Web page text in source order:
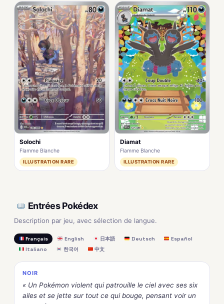
Solochi
Flamme Blanche
ILLUSTRATION RARE
Diamat
Flamme Blanche
ILLUSTRATION RARE
Entrées Pokédex
Description par jeu, avec sélection de langue.
Français English 日本語 Deutsch
Español
Italiano
한국어 中文
NOIR
« Un Pokémon violent qui patrouille le ciel avec ses six
ailes et se jette sur tout ce qui bouge, pensant voir un